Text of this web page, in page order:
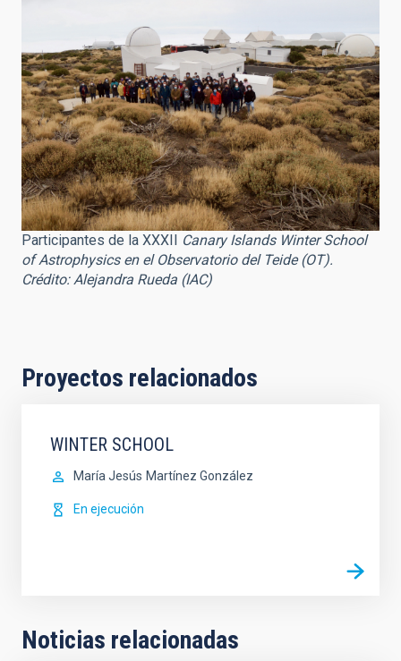
Participantes de la XXXII
Canary Islands Winter School
of Astrophysics en el Observatorio del Teide (OT).
Crédito: Alejandra Rueda (IAC)
Proyectos relacionados
WINTER SCHOOL
María Jesús Martínez González
En ejecución
Noticias relacionadas